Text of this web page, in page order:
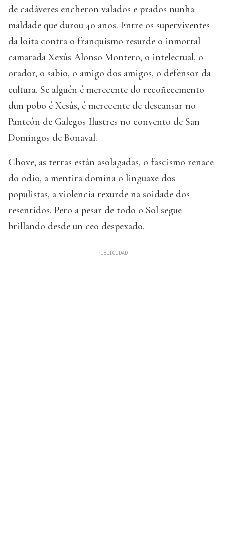
de cadáveres encheron valados e prados nunha
maldade que durou 40 anos. Entre os superviventes
da loita contra o franquismo resurde o inmortal
camarada Xexús Alonso Montero, o intelectual, o
orador, o sabio, o amigo dos amigos, o defensor da
cultura. Se alguén é merecente do recoñecemento
dun pobo é Xesús, é merecente de descansar no
Panteón de Galegos Ilustres no convento de San
Domingos de Bonaval.
Chove, as terras están asolagadas, o fascismo renace
do odio, a mentira domina o linguaxe dos
populistas, a violencia rexurde na soidade dos
resentidos. Pero a pesar de todo o Sol segue
brillando desde un ceo despexado.